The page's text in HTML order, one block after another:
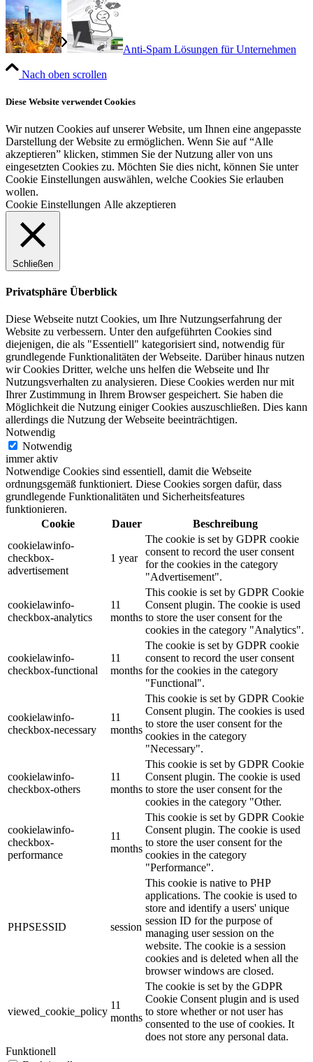
Anti-Spam Lösungen für Unternehmen
Nach oben scrollen
Diese Website verwendet Cookies
Wir nutzen Cookies auf unserer Website, um Ihnen eine angepasste
Darstellung der Website zu ermöglichen. Wenn Sie auf “Alle
akzeptieren” klicken, stimmen Sie der Nutzung aller von uns
eingesetzten Cookies zu. Möchten Sie dies nicht, können Sie unter
Cookie Einstellungen auswählen, welche Cookies Sie erlauben
wollen.
Cookie Einstellungen Alle akzeptieren
Schließen
Privatsphäre Überblick
Diese Webseite nutzt Cookies, um Ihre Nutzungserfahrung der
Website zu verbessern. Unter den aufgeführten Cookies sind
diejenigen, die als "Essentiell" kategorisiert sind, notwendig für
grundlegende Funktionalitäten der Webseite. Darüber hinaus nutzen
wir Cookies Dritter, welche uns helfen die Webseite und Ihr
Nutzungsverhalten zu analysieren. Diese Cookies werden nur mit
Ihrer Zustimmung in Ihrem Browser gespeichert. Sie haben die
Möglichkeit die Nutzung einiger Cookies auszuschließen. Dies kann
allerdings die Nutzung der Webseite beeinträchtigen.
Notwendig
Notwendig
immer aktiv
Notwendige Cookies sind essentiell, damit die Webseite
ordnungsgemäß funktioniert. Diese Cookies sorgen dafür, dass
grundlegende Funktionalitäten und Sicherheitsfeatures
funktionieren.
Cookie
Dauer
Beschreibung
cookielawinfo-
checkbox-
advertisement
1 year
The cookie is set by GDPR cookie
consent to record the user consent
for the cookies in the category
"Advertisement".
cookielawinfo-
checkbox-analytics
11
months
This cookie is set by GDPR Cookie
Consent plugin. The cookie is used
to store the user consent for the
cookies in the category "Analytics".
cookielawinfo-
checkbox-functional
11
months
The cookie is set by GDPR cookie
consent to record the user consent
for the cookies in the category
"Functional".
cookielawinfo-
checkbox-necessary
11
months
This cookie is set by GDPR Cookie
Consent plugin. The cookies is used
to store the user consent for the
cookies in the category
"Necessary".
cookielawinfo-
checkbox-others
11
months
This cookie is set by GDPR Cookie
Consent plugin. The cookie is used
to store the user consent for the
cookies in the category "Other.
cookielawinfo-
checkbox-
performance
11
months
This cookie is set by GDPR Cookie
Consent plugin. The cookie is used
to store the user consent for the
cookies in the category
"Performance".
PHPSESSID session
This cookie is native to PHP
applications. The cookie is used to
store and identify a users' unique
session ID for the purpose of
managing user session on the
website. The cookie is a session
cookies and is deleted when all the
browser windows are closed.
viewed_cookie_policy
11
months
The cookie is set by the GDPR
Cookie Consent plugin and is used
to store whether or not user has
consented to the use of cookies. It
does not store any personal data.
Funktionell